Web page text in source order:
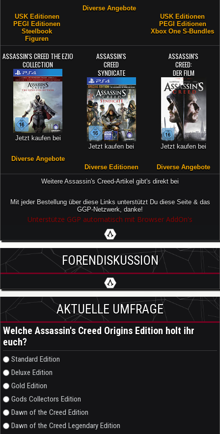
USK Editionen
PEGI Editionen
Steelbook
Figuren
Diverse Angebote
USK Editionen
PEGI Editionen
Xbox One S-Bundles
ASSASSIN'S CREED THE EZIO
COLLECTION
Jetzt kaufen bei
Diverse Angebote
ASSASSIN'S
CREED
SYNDICATE
Jetzt kaufen bei
Diverse Editionen
ASSASSIN'S
CREED:
DER FILM
Jetzt kaufen bei
Diverse Angebote
Weitere Assassin's Creed-Artikel gibt's direkt bei
Mit jeder Bestellung über diese Links unterstützt Du diese Seite & das
GGP-Netzwerk, danke!
Unterstütze GGP automatisch mit Browser AddOn's
FORENDISKUSSION
AKTUELLE UMFRAGE
Welche Assassin's Creed Origins Edition holt ihr
euch?
Auswahlmöglichkeiten
Standard Edition
Deluxe Edition
Gold Edition
Gods Collectors Edition
Dawn of the Creed Edition
Dawn of the Creed Legendary Edition